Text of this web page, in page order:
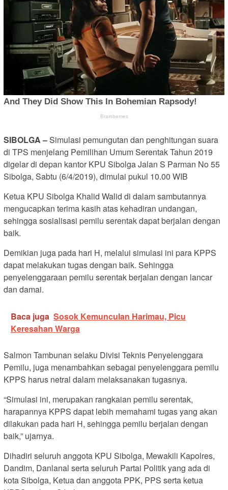
SIBOLGA –Simulasi pemungutan dan penghitungan suara
di TPS menjelang Pemilihan Umum Serentak Tahun 2019
digelar di depan kantor KPU Sibolga Jalan S Parman No 55
Sibolga, Sabtu (6/4/2019), dimulai pukul 10.00 WIB
Ketua KPU Sibolga Khalid Walid di dalam sambutannya
mengucapkan terima kasih atas kehadiran undangan,
sehingga sosialisasi pemilu serentak dapat berjalan dengan
baik.
Demikian juga pada hari H, melalui simulasi ini para KPPS
dapat melakukan tugas dengan baik. Sehingga
penyelenggaraan pemilu serentak berjalan dengan lancar
dan damai.
Baca juga Sosok Kemunculan Harimau, Picu
Keresahan Warga
Salmon Tambunan selaku Divisi Teknis Penyelenggara
Pemilu, juga menambahkan sebagai penyelenggara pemilu
KPPS harus netral dalam melaksanakan tugasnya.
“Simulasi ini, merupakan rangkaian pemilu serentak,
harapannya KPPS dapat lebih memahami tugas yang akan
dilakukan pada hari H, sehingga pemilu berjalan dengan
baik,” ujarnya.
Dihadiri seluruh anggota KPU Sibolga, Mewakili Kapolres,
Dandim, Danlanal serta seluruh Partai Politik yang ada di
kota Sibolga, Ketua dan anggota PPK, PPS serta ketua